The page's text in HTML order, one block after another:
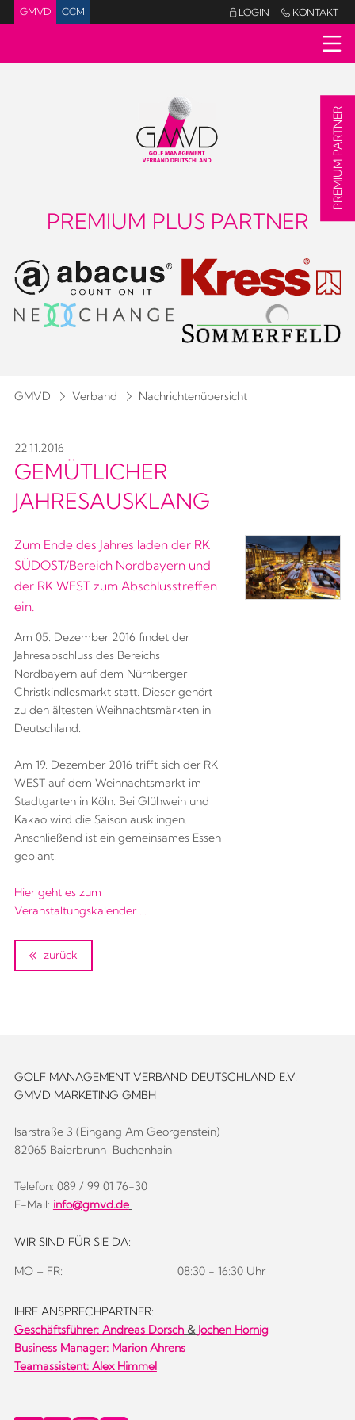
GMVD CCM LOGIN  KONTAKT
PREMIUM PLUS PARTNER
GMVD Verband Nachrichtenübersicht
22.11.2016
GEMÜTLICHER
JAHRESAUSKLANG
Zum Ende des Jahres laden der RK
SÜDOST/Bereich Nordbayern und
der RK WEST zum Abschlusstreffen
ein.
Am 05. Dezember 2016 findet der
Jahresabschluss des Bereichs
Nordbayern auf dem Nürnberger
Christkindlesmarkt statt. Dieser gehört
zu den ältesten Weihnachtsmärkten in
Deutschland.
Am 19. Dezember 2016 trifft sich der RK
WEST auf dem Weihnachtsmarkt im
Stadtgarten in Köln. Bei Glühwein und
Kakao wird die Saison ausklingen.
Anschließend ist ein gemeinsames Essen
geplant.
Hier geht es zum
Veranstaltungskalender ...
zurück
PREMIUM PARTNER
GOLF MANAGEMENT VERBAND DEUTSCHLAND E.V.
GMVD MARKETING GMBH
Isarstraße 3 (Eingang Am Georgenstein)
82065 Baierbrunn-Buchenhain
Telefon: 089 / 99 01 76-30
E-Mail: info@gmvd.de
WIR SIND FÜR SIE DA:
MO – FR: 08:30 - 16:30 Uhr
IHRE ANSPRECHPARTNER:
Geschäftsführer: Andreas Dorsch& Jochen Hornig
Business Manager: Marion Ahrens
Teamassistent: Alex Himmel